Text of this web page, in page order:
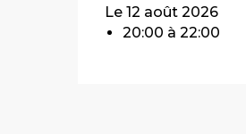
Le 12 août 2026
20:00 à 22:00